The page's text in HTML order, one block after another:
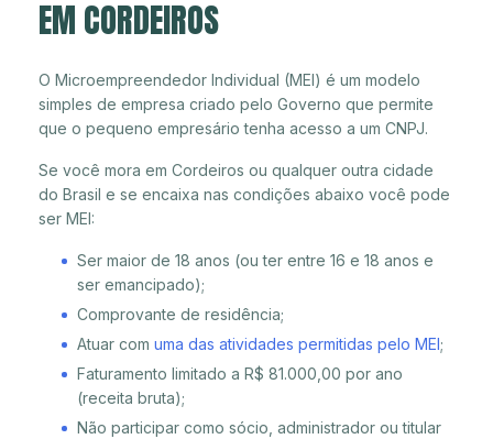
EM CORDEIROS
O Microempreendedor Individual (MEI) é um modelo
simples de empresa criado pelo Governo que permite
que o pequeno empresário tenha acesso a um CNPJ.
Se você mora em Cordeiros ou qualquer outra cidade
do Brasil e se encaixa nas condições abaixo você pode
ser MEI:
Ser maior de 18 anos (ou ter entre 16 e 18 anos e
ser emancipado);
Comprovante de residência;
Atuar com uma das atividades permitidas pelo MEI;
Faturamento limitado a R$ 81.000,00 por ano
(receita bruta);
Não participar como sócio, administrador ou titular